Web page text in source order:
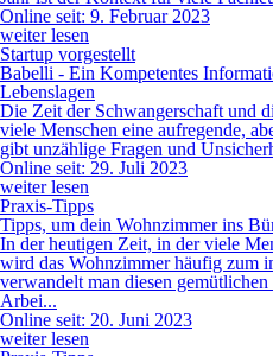
Online seit: 9. Februar 2023
weiter lesen
Startup vorgestellt
Babelli - Ein Kompetentes
Lebenslagen
Die Zeit der Schwangerschaft und
viele Menschen eine aufregende,
gibt unzählige Fragen und
Online seit: 29. Juli 2023
weiter lesen
Praxis-Tipps
Tipps, um dein Wohnzimmer ins
In der heutigen Zeit, in der viele
wird das Wohnzimmer häufig zum
verwandelt man diesen
Arbei...
Online seit: 20. Juni 2023
weiter lesen